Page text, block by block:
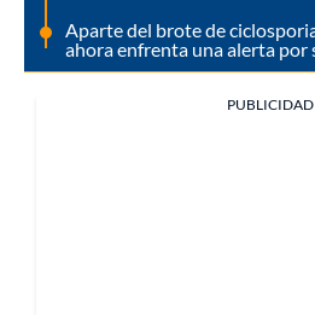
Aparte del brote de
ahora enfrenta una alerta por
PUBLICIDAD